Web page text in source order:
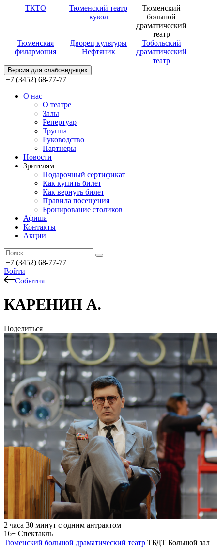
ТКТО
Тюменский театр
кукол
Тюменский
большой
драматический
театр
Тюменская
филармония
Дворец культуры
Нефтяник
Тобольский
драматический
театр
Версия для слабовидящих
+7 (3452) 68-77-77
О нас
О театре
Залы
Репертуар
Труппа
Руководство
Партнеры
Новости
Зрителям
Подарочный сертификат
Как купить билет
Как вернуть билет
Правила посещения
Бронирование столиков
Афиша
Контакты
Акции
+7 (3452) 68-77-77
Войти
События
КАРЕНИН А.
Поделиться
2 часа 30 минут с одним антрактом
16+ Спектакль
Тюменский большой драматический театр ТБДТ Большой зал